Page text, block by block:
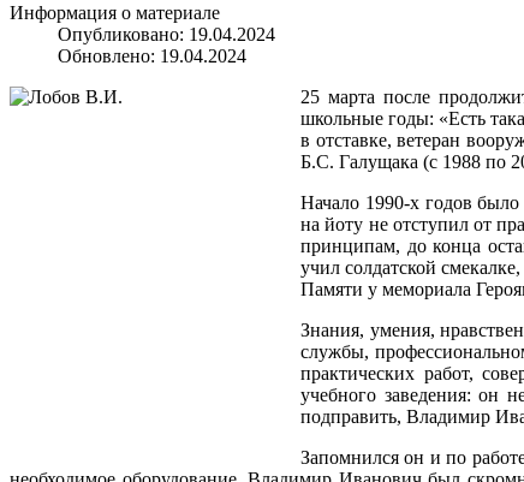
Информация о материале
Опубликовано: 19.04.2024
Обновлено: 19.04.2024
25 марта после
школьные годы: «Есть
в отставке, ветеран
Б.С. Галущака (с 1988 по
Начало 1990-х годов
на йоту не отступил от
принципам, до конца
учил солдатской
Памяти у мемориала
Знания, умения,
службы,
практических работ,
учебного заведения: он
подправить, Владимир
Запомнился он и по